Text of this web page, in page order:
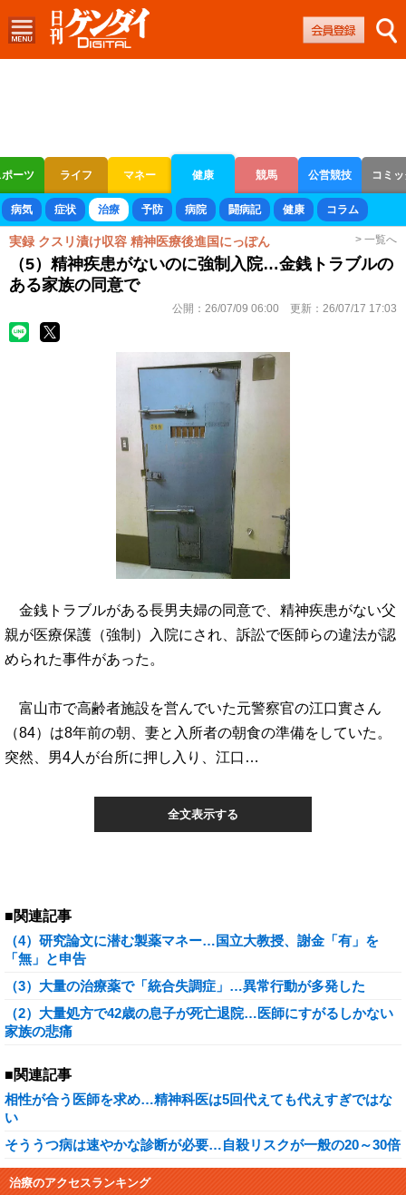
ーツ ライフ マネー 健康 競馬 公営競技 コミ
ボートレース 競輪 オートレース
病気 症状 治療 予防 病院 闘病記 健康 コラム
実録 クスリ漬け収容 精神医療後進国にっぽん > 一覧へ
（5）精神疾患がないのに強制入院…金銭トラブルの
ある家族の同意で
公開： 26/07/09 06:00 更新： 26/07/17 17:03
金銭トラブルがある長男夫婦の同意で、精神疾患がない父
親が医療保護（強制）入院にされ、訴訟で医師らの違法が認
められた事件があった。
富山市で高齢者施設を営んでいた元警察官の江口實さん
（84）は8年前の朝、妻と入所者の朝食の準備をしていた。
突然、男4人が台所に押し入り、江口…
全文表示する
■関連記事
（4）研究論文に潜む製薬マネー…国立大教授、謝金「有」を
「無」と申告
（3）大量の治療薬で「統合失調症」…異常行動が多発した
（2）大量処方で42歳の息子が死亡退院…医師にすがるしかない
家族の悲痛
■関連記事
相性が合う医師を求め…精神科医は5回代えても代えすぎではな
い
そううつ病は速やかな診断が必要…自殺リスクが一般の20～30倍
治療のアクセスランキング